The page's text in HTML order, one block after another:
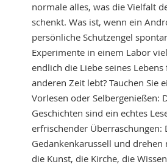
normale alles, was die Vielfalt
schenkt. Was ist, wenn ein
persönliche Schutzengel
Experimente in einem Labor
endlich die Liebe seines
anderen Zeit lebt? Tauchen Sie
Vorlesen oder Selbergenießen:
Geschichten sind ein echtes
erfrischender Überraschungen:
Gedankenkarussell und
die Kunst, die Kirche, die